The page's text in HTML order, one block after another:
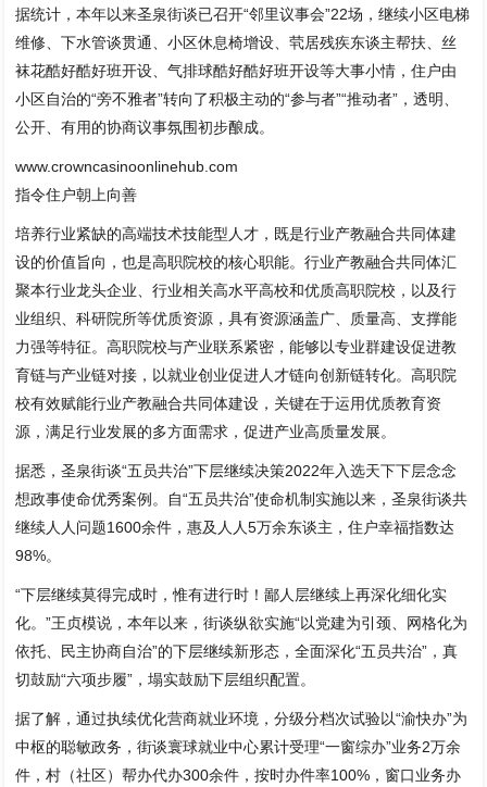
据统计，本年以来圣泉街谈已召开“邻里议事会”22场，继续小区电梯
维修、下水管谈贯通、小区休息椅增设、茕居残疾东谈主帮扶、丝
袜花酷好酷好班开设、气排球酷好酷好班开设等大事小情，住户由
小区自治的“旁不雅者”转向了积极主动的“参与者”“推动者”，透明、
公开、有用的协商议事氛围初步酿成。
www.crowncasinoonlinehub.com
指令住户朝上向善
培养行业紧缺的高端技术技能型人才，既是行业产教融合共同体建
设的价值旨向，也是高职院校的核心职能。行业产教融合共同体汇
聚本行业龙头企业、行业相关高水平高校和优质高职院校，以及行
业组织、科研院所等优质资源，具有资源涵盖广、质量高、支撑能
力强等特征。高职院校与产业联系紧密，能够以专业群建设促进教
育链与产业链对接，以就业创业促进人才链向创新链转化。高职院
校有效赋能行业产教融合共同体建设，关键在于运用优质教育资
源，满足行业发展的多方面需求，促进产业高质量发展。
据悉，圣泉街谈“五员共治”下层继续决策2022年入选天下下层念念
想政事使命优秀案例。自“五员共治”使命机制实施以来，圣泉街谈共
继续人人问题1600余件，惠及人人5万余东谈主，住户幸福指数达
98%。
“下层继续莫得完成时，惟有进行时！鄙人层继续上再深化细化实
化。”王贞模说，本年以来，街谈纵欲实施“以党建为引颈、网格化为
依托、民主协商自治”的下层继续新形态，全面深化“五员共治”，真
切鼓励“六项步履”，塌实鼓励下层组织配置。
据了解，通过执续优化营商就业环境，分级分档次试验以“渝快办”为
中枢的聪敏政务，街谈寰球就业中心累计受理“一窗综办”业务2万余
件，村（社区）帮办代办300余件，按时办件率100%，窗口业务办